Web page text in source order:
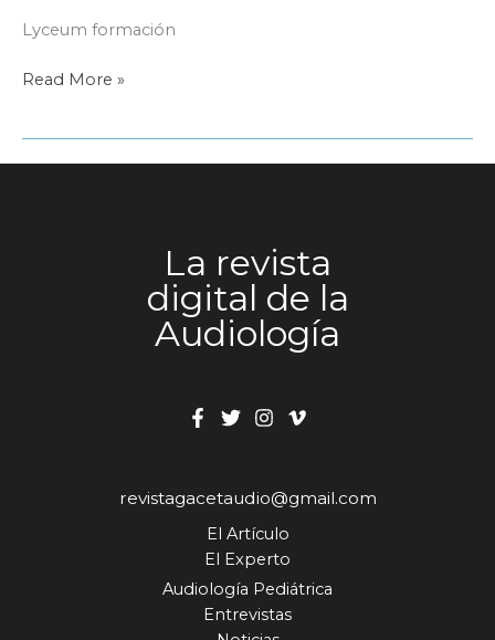
Lyceum formación
¿Qué
Read More »
La revista
digital de la
Audiología
revistagacetaudio@gmail.com
El Artículo
El Experto
Audiología Pediátrica
Entrevistas